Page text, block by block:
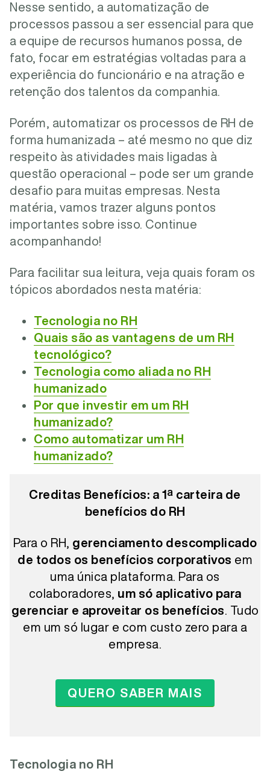
Nesse sentido, a automatização de
processos passou a ser essencial para que
a equipe de recursos humanos possa, de
fato, focar em estratégias voltadas para a
experiência do funcionário e na atração e
retenção dos talentos da companhia.
Porém, automatizar os processos de RH de
forma humanizada – até mesmo no que diz
respeito às atividades mais ligadas à
questão operacional – pode ser um grande
desafio para muitas empresas. Nesta
matéria, vamos trazer alguns pontos
importantes sobre isso. Continue
acompanhando!
Para facilitar sua leitura, veja quais foram os
tópicos abordados nesta matéria:
Tecnologia no RH
Quais são as vantagens de um RH
tecnológico?
Tecnologia como aliada no RH
humanizado
Por que investir em um RH
humanizado?
Como automatizar um RH
humanizado?
Creditas Benefícios: a 1ª carteira de
benefícios do RH
Para o RH, gerenciamento descomplicado
de todos os benefícios corporativos em
uma única plataforma. Para os
colaboradores, um só aplicativo para
gerenciar e aproveitar os benefícios . Tudo
em um só lugar e com custo zero para a
empresa.
QUERO SABER MAIS
Tecnologia no RH